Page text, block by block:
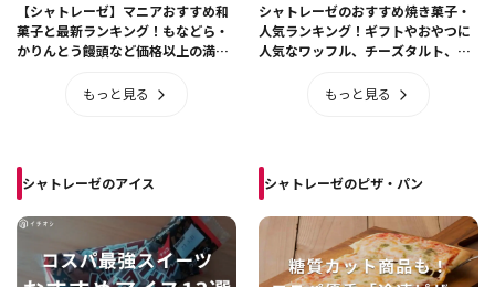
【シャトレーゼ】マニアおすすめ和
菓子と最新ランキング！もなどら・
かりんとう饅頭など価格以上の満足
もっと見る
シャトレーゼのおすすめ焼き菓子・
人気ランキング！ギフトやおやつに
人気なワッフル、チーズタルト、梨
もっと見る
シャトレーゼのアイス シャトレーゼのピザ・パン